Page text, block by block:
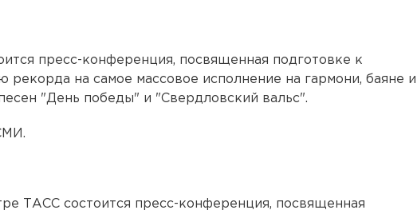
пресс-конференция, посвященная подготовке к
рекорда на самое массовое исполнение на гармони, баяне и
"День победы" и "Свердловский вальс".
ТАСС состоится пресс-конференция, посвященная